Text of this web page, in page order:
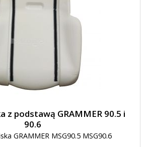
z podstawą GRAMMER 90.5 i
90.6
GRAMMER MSG90.5 MSG90.6